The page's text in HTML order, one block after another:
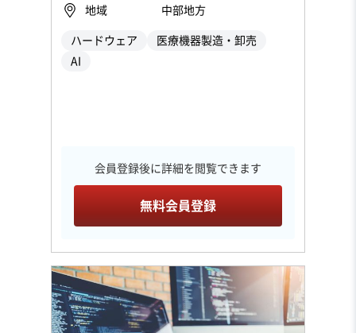
地域 中部地方
ハードウェア
医療機器製造・卸売
AI
会員登録後に詳細を閲覧できます
無料会員登録